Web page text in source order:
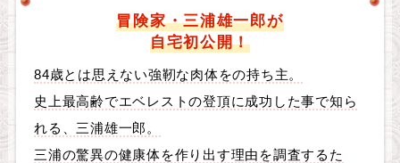
冒険家・三浦雄一郎が
自宅初公開！
84歳とは思えない強靭な肉体をの持ち主。
史上最高齢でエベレストの登頂に成功した事で知ら
れる、三浦雄一郎。
三浦の驚異の健康体を作り出す理由を調査するた